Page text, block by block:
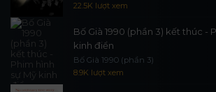
22.5K lượt xem
Bố Già 1990 (phần 3) kết thúc -
kinh điển
Bố Già 1990 (phần 3)
8.9K lượt xem